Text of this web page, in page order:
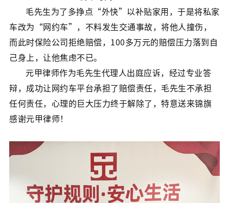
毛先生为了多挣点“外快”以补贴家用，于是将私家
车改为“网约车”，不料发生交通事故，将他人撞伤，
而此时保险公司拒绝赔偿，100多万元的赔偿压力落到自
己身上，让他焦虑不已。
元甲律师作为毛先生代理人出庭应诉，经过专业答
辩，成功让网约车平台承担了赔偿责任，毛先生不承担
任何责任，心理的巨大压力终于解除了，特意送来锦旗
感谢元甲律师！